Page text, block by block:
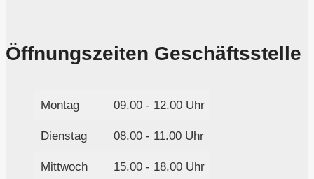
Öffnungszeiten Geschäftsstelle
Montag 09.00 - 12.00 Uhr
Dienstag 08.00 - 11.00 Uhr
Mittwoch 15.00 - 18.00 Uhr